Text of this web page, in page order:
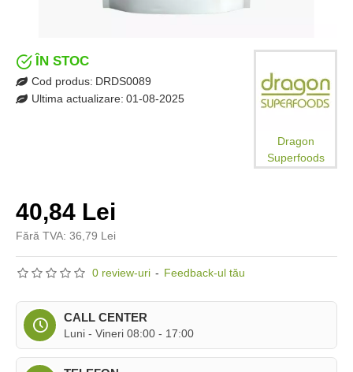
0 review-uri - Feedback-ul tău
40,84 Lei
Fără TVA: 36,79 Lei
ÎN STOC
Cod produs: DRDS0089
Ultima actualizare: 01-08-2025
Dragon
Superfoods
CALL CENTER
Luni - Vineri 08:00 - 17:00